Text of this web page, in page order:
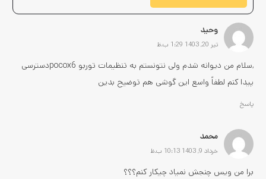
وحید
تیر 20, 1403 1:29 ب.ظ
,سلام من دیوانه شدم ولی نتونستم به تنظیمات توربو pocox6دسترسی
پیدا کنم لطفاً واسع این گوشی هم توضیح بدین
پاسخ
محمد
خرداد 9, 1403 10:13 ب.ظ
برا من ویس چنجش نمیاد چیکار کنم؟؟؟